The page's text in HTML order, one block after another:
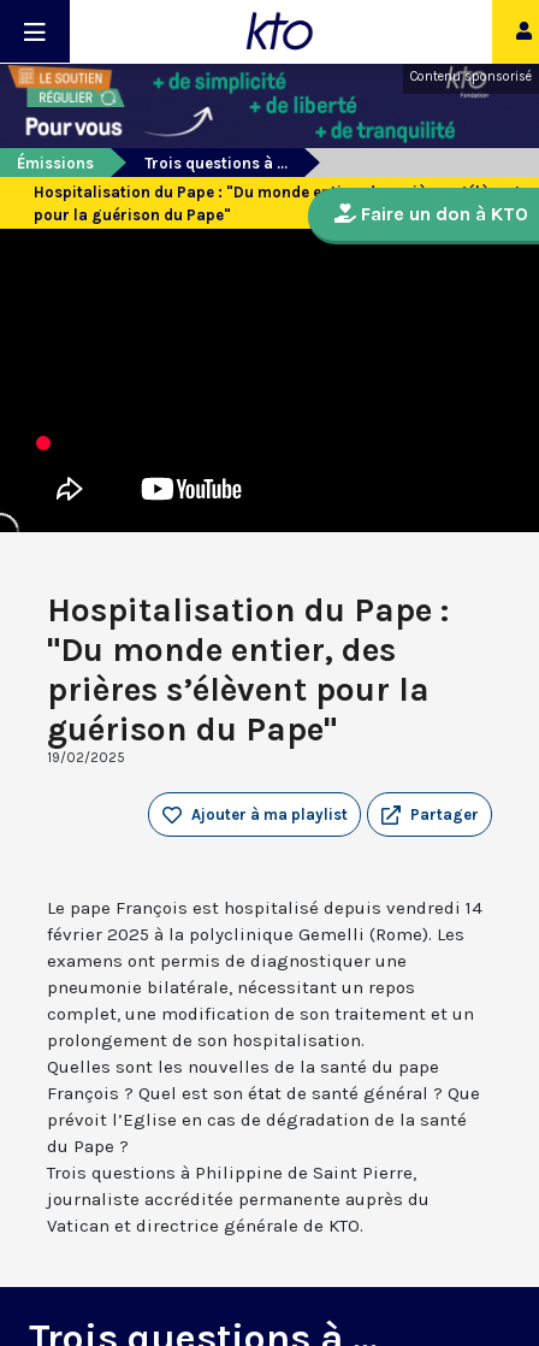
Contenu sponsorisé
Émissions
Trois questions à ...
Hospitalisation du Pape : "Du monde entier, des prières s’élèvent
pour la guérison du Pape"
Hospitalisation du Pape :
"Du monde entier, des
prières s’élèvent pour la
guérison du Pape"
19/02/2025
Partager
Ajouter à ma playlist
Le pape François est hospitalisé depuis vendredi 14
février 2025 à la polyclinique Gemelli (Rome). Les
examens ont permis de diagnostiquer une
pneumonie bilatérale, nécessitant un repos
complet, une modification de son traitement et un
prolongement de son hospitalisation.
Quelles sont les nouvelles de la santé du pape
François ? Quel est son état de santé général ? Que
prévoit l’Eglise en cas de dégradation de la santé
du Pape ?
Trois questions à Philippine de Saint Pierre,
journaliste accréditée permanente auprès du
Vatican et directrice générale de KTO.
Faire un don à KTO